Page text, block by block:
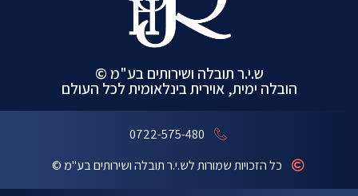
ש.י.ר תובלה ושירותים בע"מ ©
הובלה ימית, אוירית בינלאומית לכל העולם
0722-575-480
כל הזכויות שמורות לש.י.ר תובלה ושירותים בע"מ ©